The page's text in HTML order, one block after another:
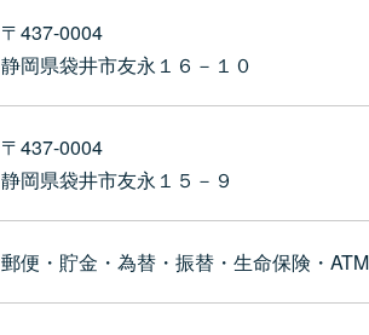
〒437-0004
静岡県袋井市友永１６－１０
〒437-0004
静岡県袋井市友永１５－９
郵便・貯金・為替・振替・生命保険・ATM